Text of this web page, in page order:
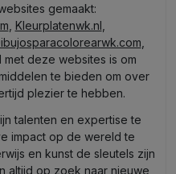
gemaakt:
Kleurplatenwk.nl
met deze websites is om
te bieden om over
plezier te hebben.
talenten en expertise te
impact op de wereld te
en kunst de sleutels zijn
altijd op zoek naar nieuwe